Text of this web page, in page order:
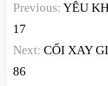
hướng
bài
viết
Previous: YÊU
17
Next: CỐI XAY
86